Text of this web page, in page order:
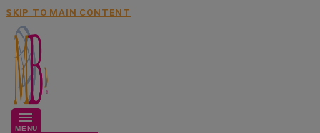
SKIP TO MAIN CONTENT
MENU